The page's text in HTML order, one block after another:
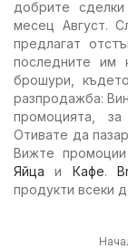
добрите
месец Август.
предлагат
последните им
брошури,
разпродажба:
промоцията,
Отивате да
Вижте
Яйца и Кафе.
продукти всеки